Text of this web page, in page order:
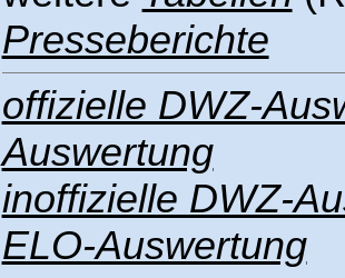
Presseberichte
offizielle DWZ-
Auswertung
inoffizielle DWZ-
ELO-Auswertung